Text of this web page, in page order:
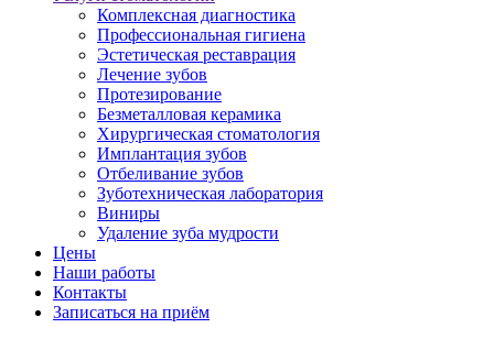
Комплексная диагностика
Профессиональная гигиена
Эстетическая реставрация
Лечение зубов
Протезирование
Безметалловая керамика
Хирургическая стоматология
Имплантация зубов
Отбеливание зубов
Зуботехническая лаборатория
Виниры
Удаление зуба мудрости
Цены
Наши работы
Контакты
Записаться на приём